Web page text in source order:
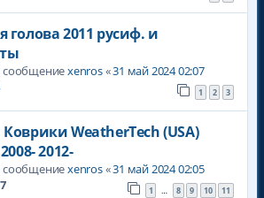
голова 2011 русиф. и
сообщениеxenros«31 май 2024 02:07
1 2 3
WeatherTech (USA)
2012-
сообщениеxenros«31 май 2024 02:05
1 … 8 9 10 11